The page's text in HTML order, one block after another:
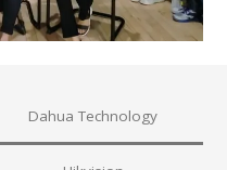
Dahua Technology